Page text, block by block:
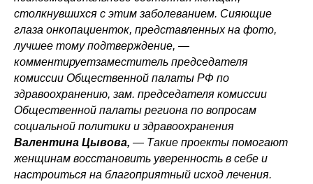
столкнувшихся с этим заболеванием. Сияющие
глаза онкопациенток, представленных на фото,
лучшее тому подтверждение, —
комментируетзаместитель председателя
комиссии Общественной палаты РФ по
здравоохранению, зам. председателя комиссии
Общественной палаты региона по вопросам
социальной политики и здравоохранения
Валентина Цывова, — Такие проекты помогают
женщинам восстановить уверенность в себе и
настроиться на благоприятный исход лечения.